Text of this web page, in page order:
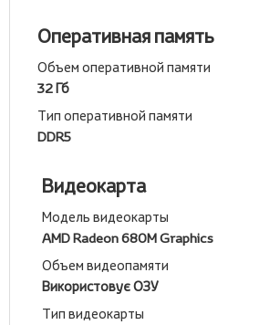
Оперативная память
Объем оперативной памяти
32 Гб
Тип оперативной памяти
DDR5
Видеокарта
Модель видеокарты
AMD Radeon 680M Graphics
Объем видеопамяти
Використовує ОЗУ
Тип видеокарты